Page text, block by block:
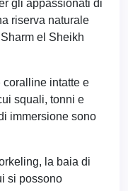
gli appassionati di
riserva naturale
el Sheikh
coralline intatte e
squali, tonni e
immersione sono
la baia di
si possono